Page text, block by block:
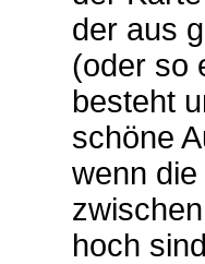
der aus
(oder so
besteht
schöne
wenn
hoch